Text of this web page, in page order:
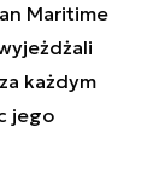
Maritime
każdym
jego